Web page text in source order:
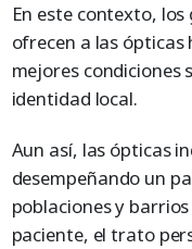
En este contexto,
ofrecen a las
mejores condiciones
identidad local.
Aun así, las ópticas
desempeñando un
poblaciones y
paciente, el trato